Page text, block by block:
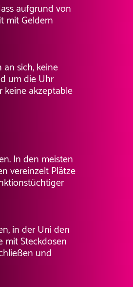
aufgrund von
mit Geldern
sich, keine
um die Uhr
keine akzeptable
In den meisten
vereinzelt Plätze
in der Uni den
mit Steckdosen
und